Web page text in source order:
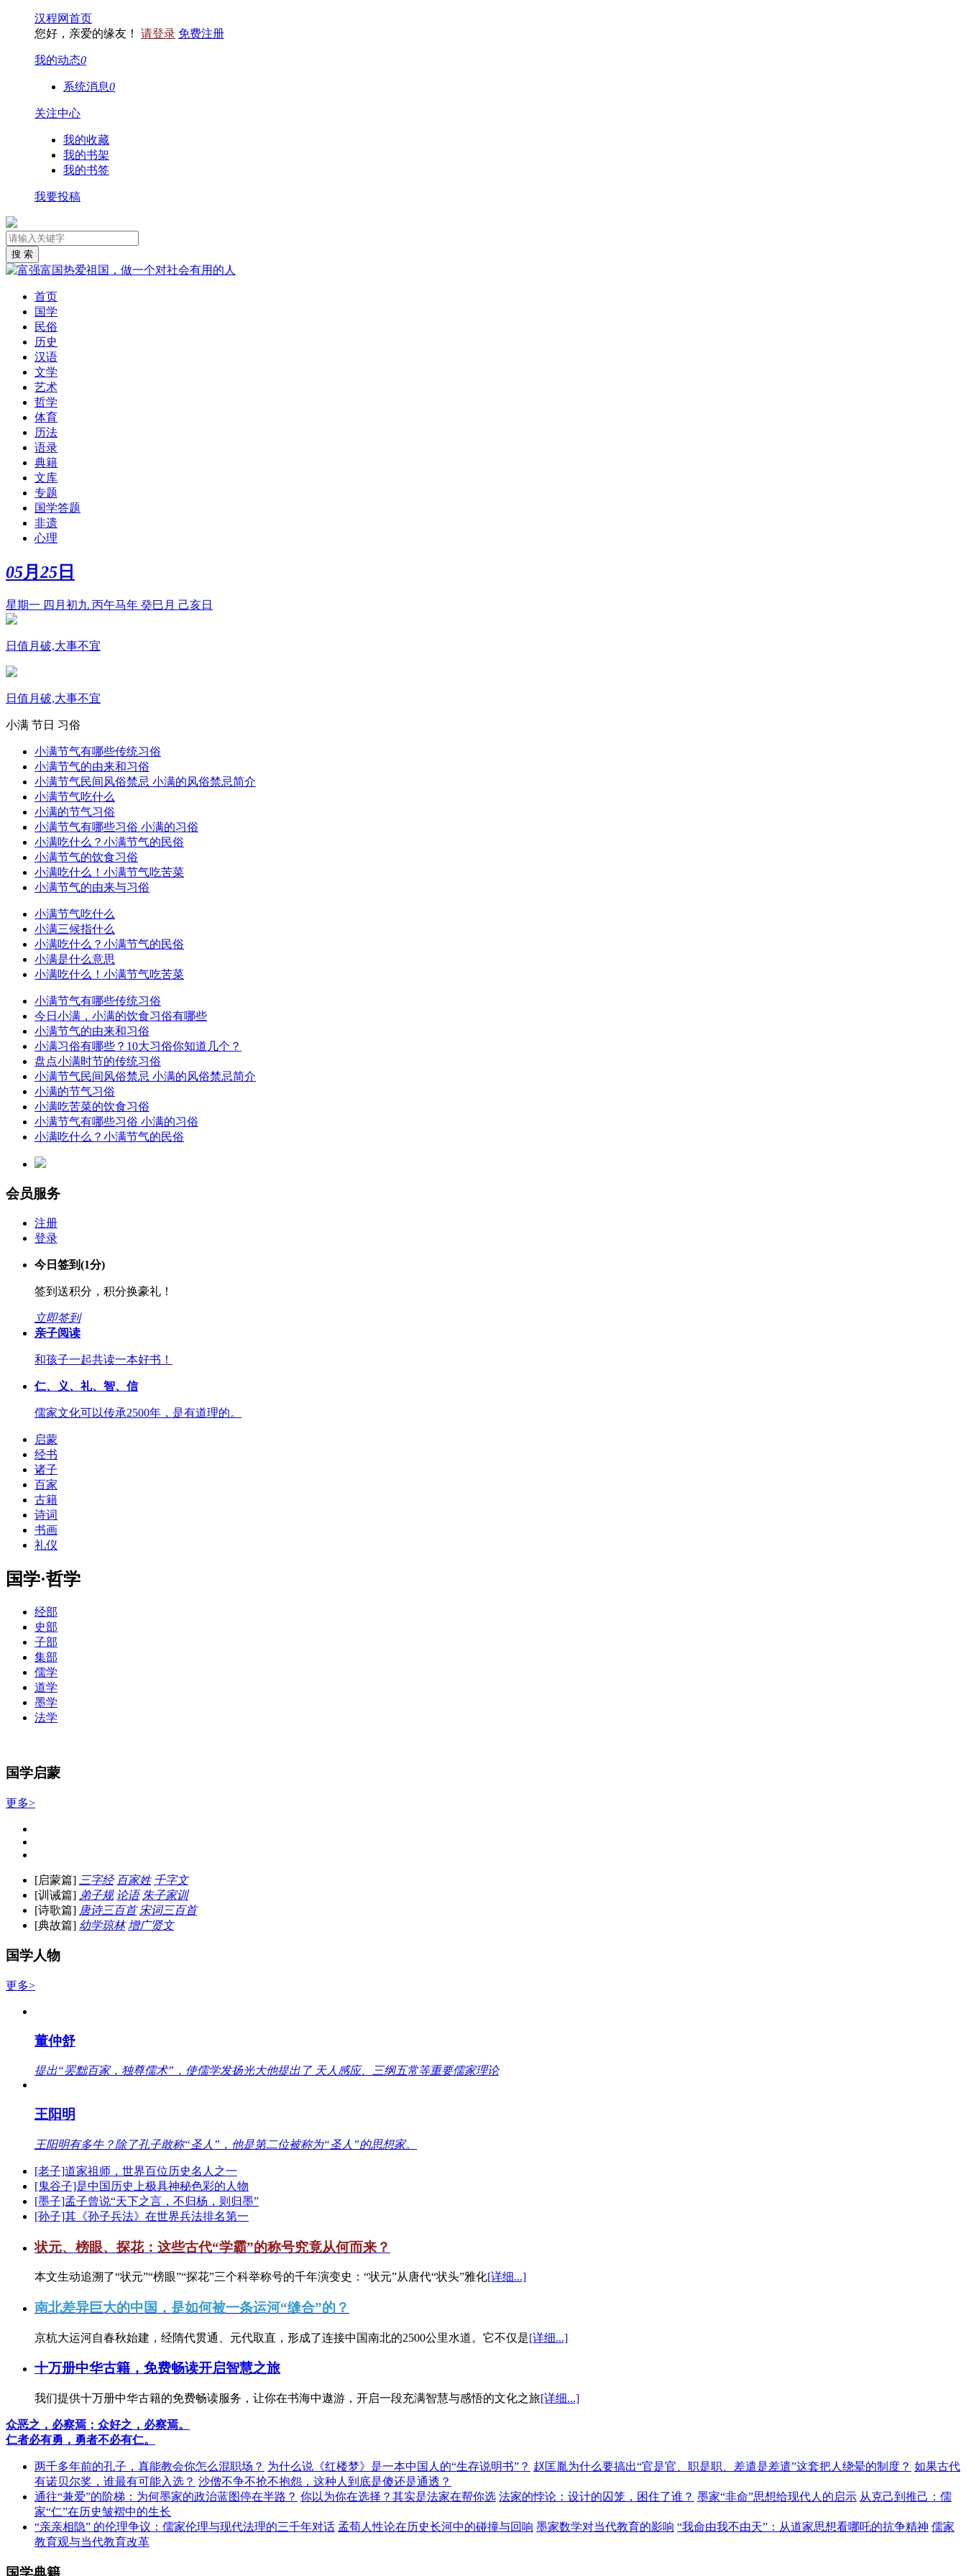
汉程网首页
您好，亲爱的缘友！ 请登录 免费注册
我的动态0
系统消息0
关注中心
我的收藏
我的书架
我的书签
我要投稿
首页
国学
民俗
历史
汉语
文学
艺术
哲学
体育
历法
语录
典籍
文库
专题
国学答题
非遗
心理
05月 25 日
星期一 四月初九 丙午马年 癸巳月 己亥日
日值月破,大事不宜
日值月破,大事不宜
小满 节日 习俗
小满节气有哪些传统习俗
小满节气的由来和习俗
小满节气民间风俗禁忌 小满的风俗禁忌简介
小满节气吃什么
小满的节气习俗
小满节气有哪些习俗 小满的习俗
小满吃什么？小满节气的民俗
小满节气的饮食习俗
小满吃什么！小满节气吃苦菜
小满节气的由来与习俗
小满节气吃什么
小满三候指什么
小满吃什么？小满节气的民俗
小满是什么意思
小满吃什么！小满节气吃苦菜
小满节气有哪些传统习俗
今日小满，小满的饮食习俗有哪些
小满节气的由来和习俗
小满习俗有哪些？10大习俗你知道几个？
盘点小满时节的传统习俗
小满节气民间风俗禁忌 小满的风俗禁忌简介
小满的节气习俗
小满吃苦菜的饮食习俗
小满节气有哪些习俗 小满的习俗
小满吃什么？小满节气的民俗
会员服务
注册
登录
今日签到(1分)
签到送积分，积分换豪礼！
立即签到
亲子阅读
和孩子一起共读一本好书！
仁、义、礼、智、信
儒家文化可以传承2500年，是有道理的。
启蒙
经书
诸子
百家
古籍
诗词
书画
礼仪
国学·哲学
经部
史部
子部
集部
儒学
道学
墨学
法学
国学启蒙
更多>
[启蒙篇] 三字经 百家姓 千字文
[训诫篇] 弟子规 论语 朱子家训
[诗歌篇] 唐诗三百首 宋词三百首
[典故篇] 幼学琼林 增广贤文
国学人物
更多>
董仲舒
提出“罢黜百家，独尊儒术”，使儒学发扬光大他提出了 天人感应、三纲五常等重要儒家理论
王阳明
王阳明有多牛？除了孔子敢称“圣人”，他是第二位被称为“圣人”的思想家。
[老子]道家祖师，世界百位历史名人之一
[鬼谷子]是中国历史上极具神秘色彩的人物
[墨子]孟子曾说“天下之言，不归杨，则归墨”
[孙子]其《孙子兵法》在世界兵法排名第一
状元、榜眼、探花：这些古代“学霸”的称号究竟从何而来？
本文生动追溯了“状元”“榜眼”“探花”三个科举称号的千年演变史：“状元”从唐代“状头”雅化[详细...]
南北差异巨大的中国，是如何被一条运河“缝合”的？
京杭大运河自春秋始建，经隋代贯通、元代取直，形成了连接中国南北的2500公里水道。它不仅是[详细...]
十万册中华古籍，免费畅读开启智慧之旅
我们提供十万册中华古籍的免费畅读服务，让你在书海中遨游，开启一段充满智慧与感悟的文化之旅[详细...]
众恶之，必察焉；众好之，必察焉。
仁者必有勇，勇者不必有仁。
两千多年前的孔子，真能教会你怎么混职场？ 为什么说《红楼梦》是一本中国人的“生存说明书”？ 赵匡胤为什么要搞出“官是官、职是职、差遣是差遣”这套把人绕晕的制度？ 如果古代
有诺贝尔奖，谁最有可能入选？ 沙僧不争不抢不抱怨，这种人到底是傻还是通透？
通往“兼爱”的阶梯：为何墨家的政治蓝图停在半路？ 你以为你在选择？其实是法家在帮你选 法家的悖论：设计的囚笼，困住了谁？ 墨家“非命”思想给现代人的启示 从克己到推己：儒
家“仁”在历史皱褶中的生长
“亲亲相隐” 的伦理争议：儒家伦理与现代法理的三千年对话 孟荀人性论在历史长河中的碰撞与回响 墨家数学对当代教育的影响 “我命由我不由天”：从道家思想看哪吒的抗争精神 儒家
教育观与当代教育改革
国学典籍